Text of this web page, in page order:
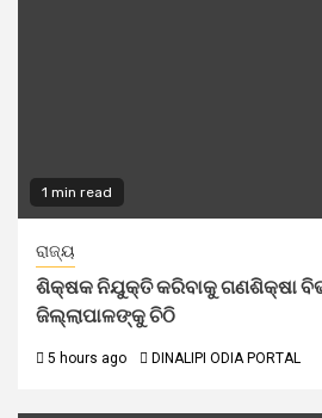
1 min read
ରାଜ୍ୟ
ଶିକ୍ଷକ ନିଯୁକ୍ତି କରିବାକୁ ଗଣଶିକ୍ଷା
ଜିଲ୍ଲାପାଳଙ୍କୁ ଚିଠି
5 hours ago DINALIPI ODIA PORTAL